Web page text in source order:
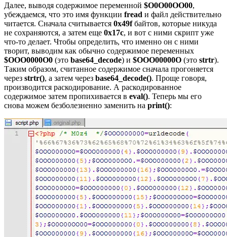
Далее, выводя содержимое переменной $O0O00OO00,
убеждаемся, что это имя функции fread и файл действительно
читается. Сначала считывается 0х49fбайтов, которые никуда
не сохраняются, а затем еще 0х17c, и вот с ними скрипт уже
что-то делает. Чтобы определить, что именно он с ними
творит, выводим как обычно содержимое переменных
$OOO0000O0 (это base64_decode) и $OOO00000O (это strtr).
Таким образом, считанное содержимое сначала прогоняется
через strtr(), а затем через base64_decode(). Проще говоря,
производится раскодирование. А раскодированное
содержимое затем пропихивается в eval(). Теперь мы его
снова можем безболезненно заменить на print():